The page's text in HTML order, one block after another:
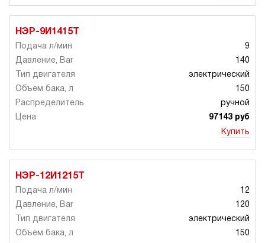
НЭР-9И1415Т
9
140
электрический
150
ручной
97143 руб
Купить
НЭР-12И1215Т
12
120
электрический
150